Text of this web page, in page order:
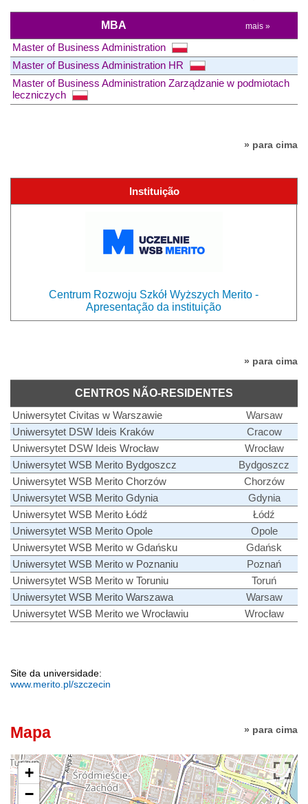
MBA mais »
Master of Business Administration
Master of Business Administration HR
Master of Business Administration Zarządzanie w podmiotach
leczniczych
» para cima
Instituição
Centrum Rozwoju Szkół Wyższych Merito -
Apresentação da instituição
» para cima
CENTROS NÃO-RESIDENTES
Uniwersytet Civitas w Warszawie
Warsaw
Uniwersytet DSW Ideis Kraków
Cracow
Uniwersytet DSW Ideis Wrocław
Wrocław
Uniwersytet WSB Merito Bydgoszcz
Bydgoszcz
Uniwersytet WSB Merito Chorzów
Chorzów
Uniwersytet WSB Merito Gdynia
Gdynia
Uniwersytet WSB Merito Łódź
Łódź
Uniwersytet WSB Merito Opole
Opole
Uniwersytet WSB Merito w Gdańsku
Gdańsk
Uniwersytet WSB Merito w Poznaniu
Poznań
Uniwersytet WSB Merito w Toruniu
Toruń
Uniwersytet WSB Merito Warszawa
Warsaw
Uniwersytet WSB Merito we Wrocławiu
Wrocław
Site da universidade:
www.merito.pl/szczecin
» para cima
Mapa
+
−